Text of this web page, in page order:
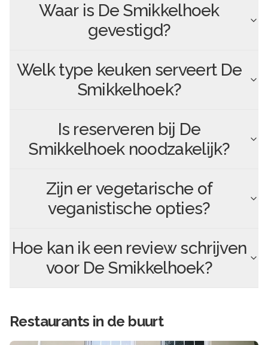
Waar is De Smikkelhoek
gevestigd?
Welk type keuken serveert De
Smikkelhoek?
Is reserveren bij De
Smikkelhoeknoodzakelijk?
Zijn er vegetarische of
veganistische opties?
Hoe kan ik een review schrijven
voor De Smikkelhoek?
Restaurants in de buurt